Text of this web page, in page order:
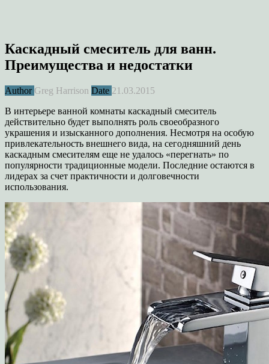
Каскадный смеситель для ванн.
Преимущества и недостатки
Author Greg Harrison Date 21.03.2015
В интерьере ванной комнаты каскадный смеситель
действительно будет выполнять роль своеобразного
украшения и изысканного дополнения. Несмотря на особую
привлекательность внешнего вида, на сегодняшний день
каскадным смесителям еще не удалось «перегнать» по
популярности традиционные модели. Последние остаются в
лидерах за счет практичности и долговечности
использования.